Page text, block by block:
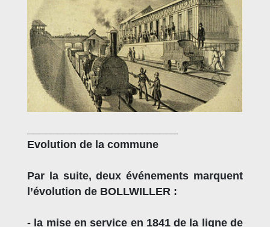
Evolution de la commune
Par la suite, deux événements marquent
l’évolution de BOLLWILLER :
- la mise en service en 1841 de la ligne de